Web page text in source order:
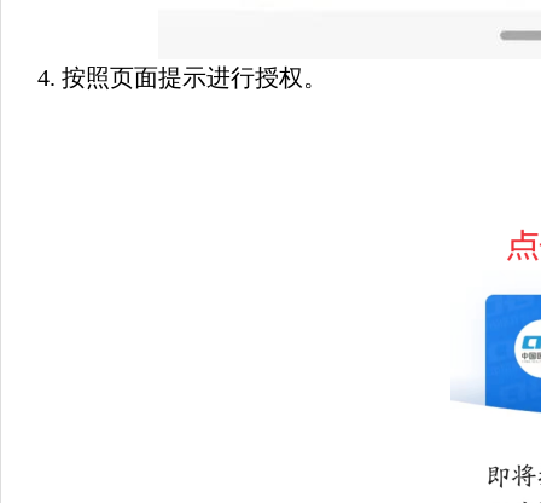
4. 按照页面提示进行授权。